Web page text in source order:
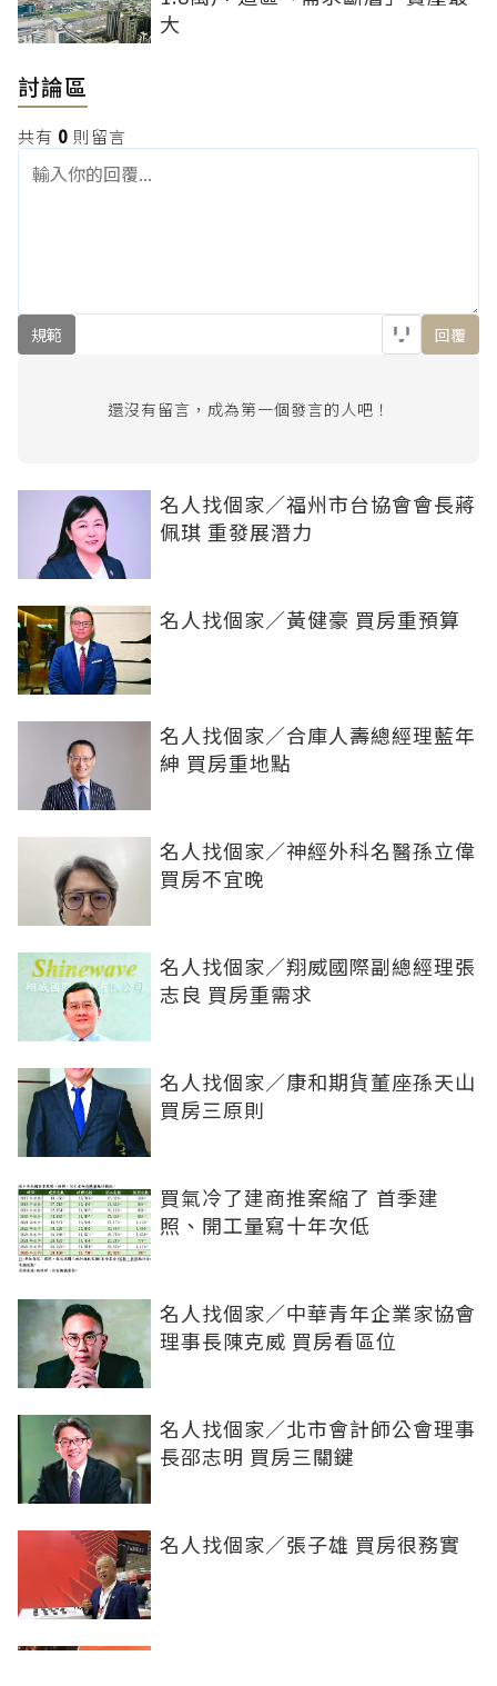
大
討論區
共有 0 則留言
規範 回覆
還沒有留言，成為第一個發言的人吧！
名人找個家／福州市台協會會長蔣
佩琪 重發展潛力
名人找個家／黃健豪 買房重預算
名人找個家／合庫人壽總經理藍年
紳 買房重地點
名人找個家／神經外科名醫孫立偉
買房不宜晚
名人找個家／翔威國際副總經理張
志良 買房重需求
名人找個家／康和期貨董座孫天山
買房三原則
買氣冷了建商推案縮了 首季建
照、開工量寫十年次低
名人找個家／中華青年企業家協會
理事長陳克威 買房看區位
名人找個家／北市會計師公會理事
長邵志明 買房三關鍵
名人找個家／張子雄 買房很務實